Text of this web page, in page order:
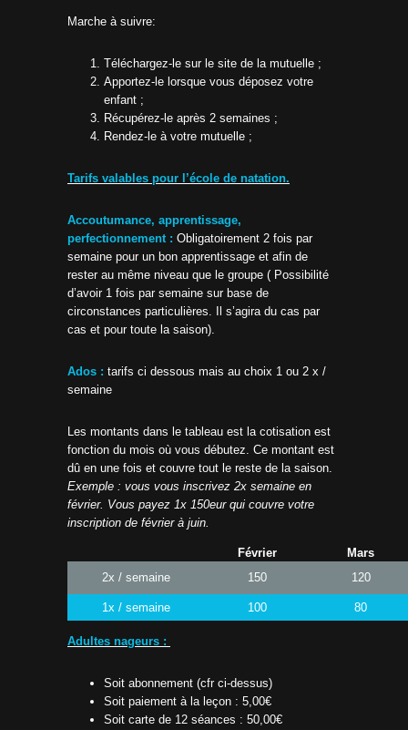
Marche à suivre:
Téléchargez-le sur le site de la mutuelle ;
Apportez-le lorsque vous déposez votre
enfant ;
Récupérez-le après 2 semaines ;
Rendez-le à votre mutuelle ;
Tarifs valables pour l’école de natation.
Accoutumance, apprentissage,
perfectionnement : Obligatoirement 2 fois par
semaine pour un bon apprentissage et afin de
rester au même niveau que le groupe ( Possibilité
d’avoir 1 fois par semaine sur base de
circonstances particulières. Il s’agira du cas par
cas et pour toute la saison).
Ados : tarifs ci dessous mais au choix 1 ou 2 x /
semaine
Les montants dans le tableau est la cotisation est
fonction du mois où vous débutez. Ce montant est
dû en une fois et couvre tout le reste de la saison.
Exemple : vous vous inscrivez 2x semaine en
février. Vous payez 1x 150eur qui couvre votre
inscription de février à juin.
Février
Mars
2x / semaine
150 120
1x / semaine 100 80
Adultes nageurs :
Soit abonnement (cfr ci-dessus)
Soit paiement à la leçon : 5,00€
Soit carte de 12 séances : 50,00€